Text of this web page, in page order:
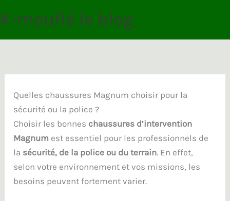
au
K-mouflé le blog
Quelles chaussures Magnum choisir pour la
sécurité ou la police ?
Choisir les bonnes chaussures d’intervention
Magnum est essentiel pour les professionnels de
la sécurité, de la police ou du terrain. En effet,
selon votre environnement et vos missions, les
besoins peuvent fortement varier.